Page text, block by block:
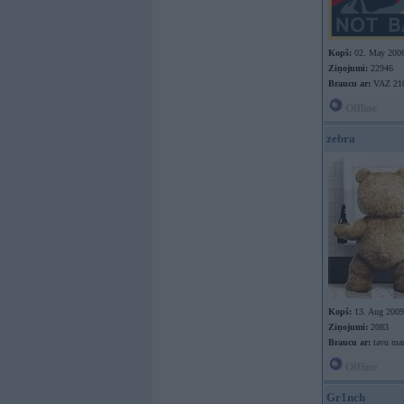
Kopš: 02. May
Ziņojumi: 22946
Braucu ar: VAZ
zebra
Kopš: 13. Aug 2009
Ziņojumi: 2083
Braucu ar: tavu
Gr1nch